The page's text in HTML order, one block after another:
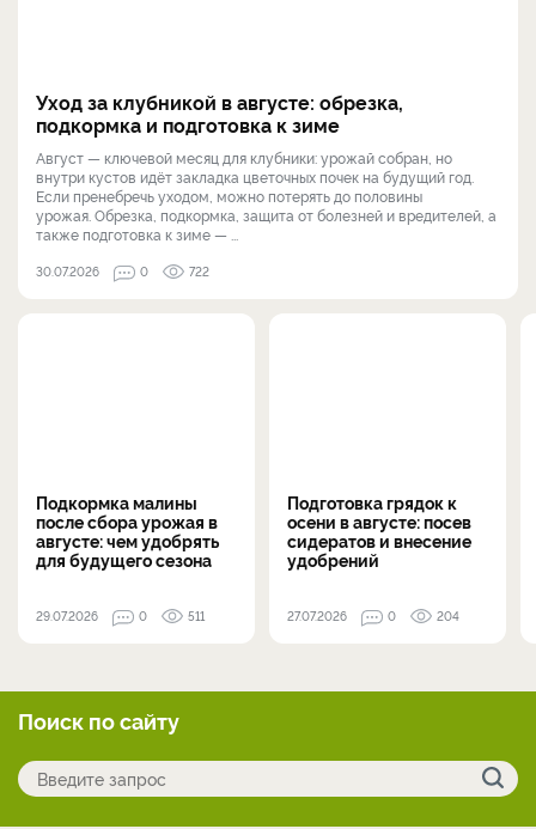
Уход за клубникой в августе: обрезка,
подкормка и подготовка к зиме
Август — ключевой месяц для клубники: урожай собран, но
внутри кустов идёт закладка цветочных почек на будущий год.
Если пренебречь уходом, можно потерять до половины
урожая. Обрезка, подкормка, защита от болезней и вредителей, а
также подготовка к зиме — ...
30.07.2026 0 722
Подкормка малины
после сбора урожая в
августе: чем удобрять
для будущего сезона
29.07.2026 0 511
Подготовка грядок к
осени в августе: посев
сидератов и внесение
удобрений
27.07.2026 0 204
Поиск по сайту